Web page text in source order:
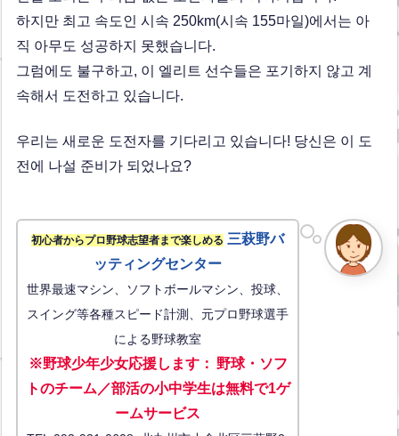
하지만 최고 속도인 시속 250km(시속 155마일)에서는 아
직 아무도 성공하지 못했습니다.
그럼에도 불구하고, 이 엘리트 선수들은 포기하지 않고 계
속해서 도전하고 있습니다.
우리는 새로운 도전자를 기다리고 있습니다! 당신은 이 도
전에 나설 준비가 되었나요?
初心者からプロ野球志望者まで楽しめる 三萩野バ
ッティングセンター
世界最速マシン、ソフトボールマシン、投球、
スイング等各種スピード計測、元プロ野球選手
による野球教室
※野球少年少女応援します： 野球・ソフ
トのチーム／部活の小中学生は無料で1ゲ
ームサービス